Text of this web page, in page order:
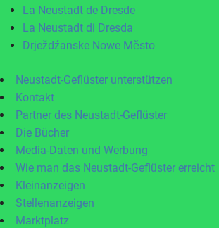
La Neustadt de Dresde
La Neustadt di Dresda
Drježdźanske Nowe Město
Neustadt-Geflüster unterstützen
Kontakt
Partner des Neustadt-Geflüster
Die Bücher
Media-Daten und Werbung
Wie man das Neustadt-Geflüster erreicht
Kleinanzeigen
Stellenanzeigen
Marktplatz